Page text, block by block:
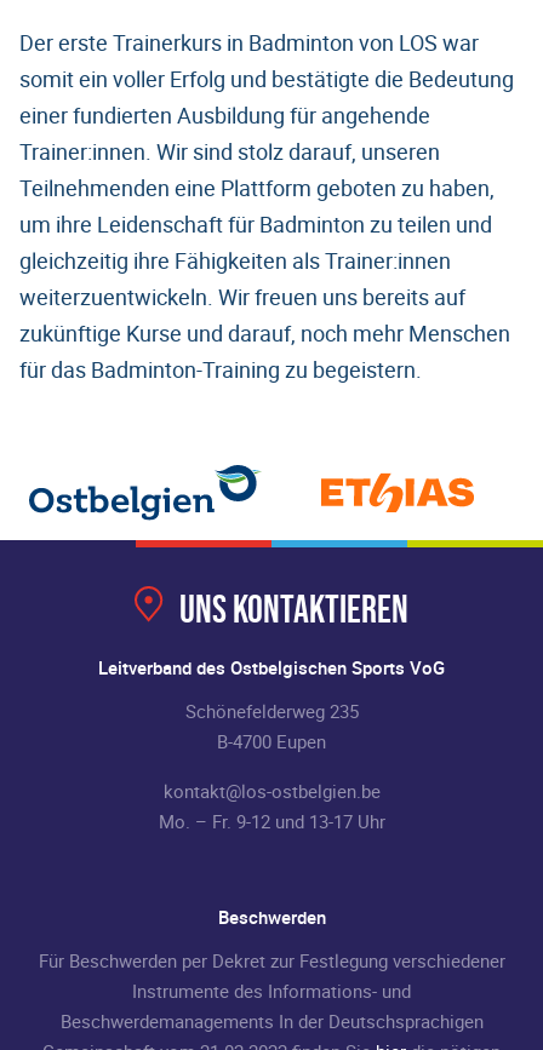
Der erste Trainerkurs in Badminton von LOS war
somit ein voller Erfolg und bestätigte die Bedeutung
einer fundierten Ausbildung für angehende
Trainer:innen. Wir sind stolz darauf, unseren
Teilnehmenden eine Plattform geboten zu haben,
um ihre Leidenschaft für Badminton zu teilen und
gleichzeitig ihre Fähigkeiten als Trainer:innen
weiterzuentwickeln. Wir freuen uns bereits auf
zukünftige Kurse und darauf, noch mehr Menschen
für das Badminton-Training zu begeistern.
Uns kontaktieren
Leitverband des Ostbelgischen Sports VoG
Schönefelderweg 235
B-4700 Eupen
kontakt@los-ostbelgien.be
Mo. – Fr. 9-12 und 13-17 Uhr
Beschwerden
Für Beschwerden per Dekret zur Festlegung verschiedener
Instrumente des Informations- und
Beschwerdemanagements In der Deutschsprachigen